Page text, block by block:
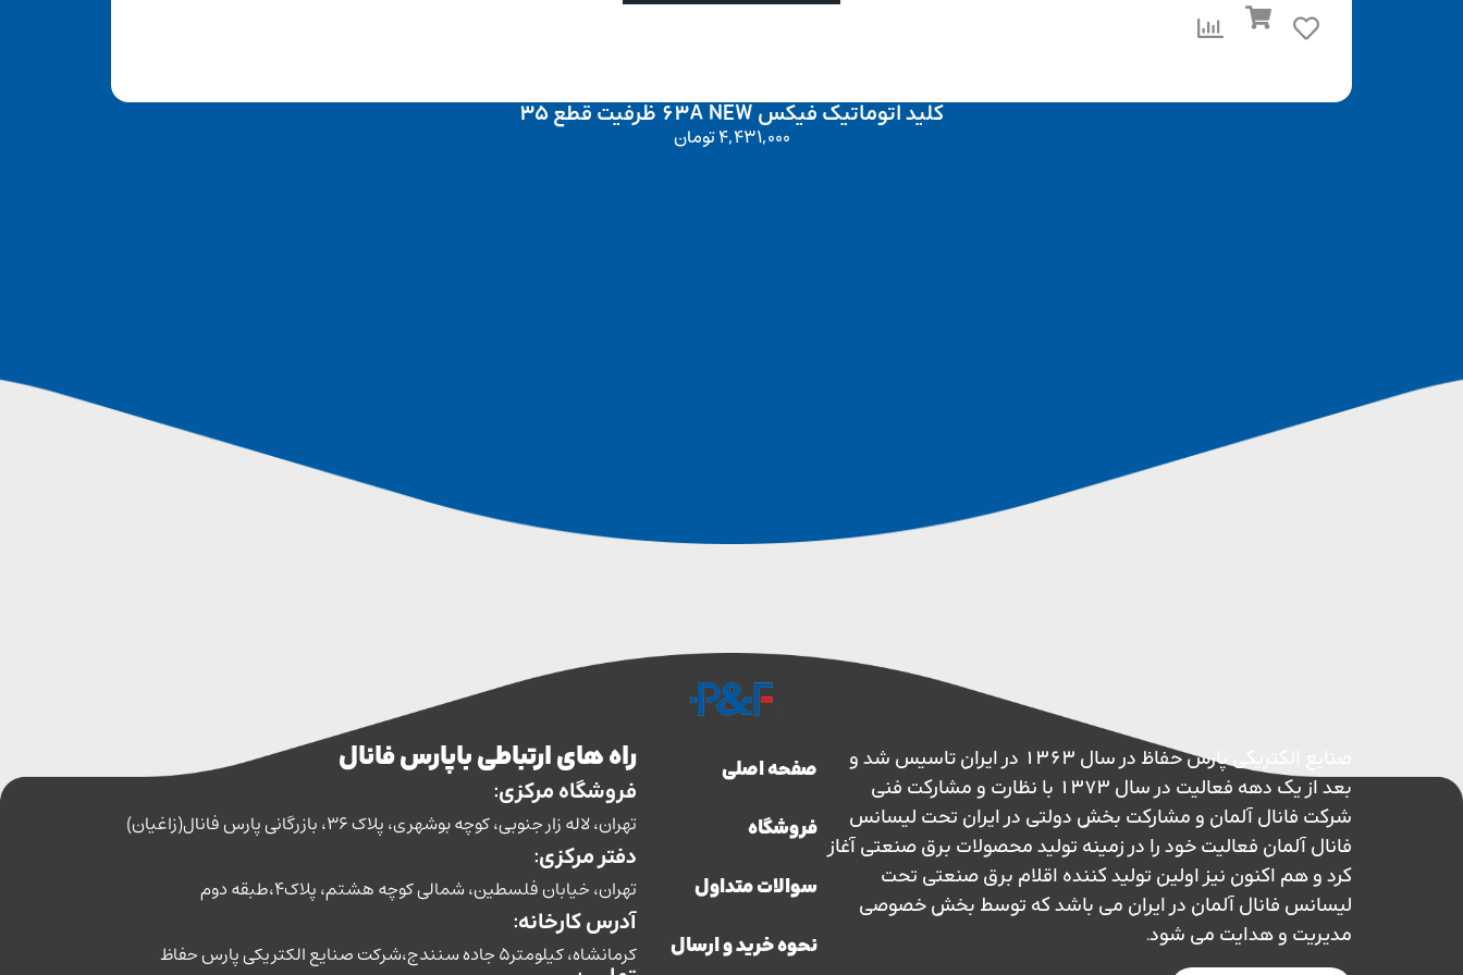
کلید اتوماتیک فیکس 63A NEW ظرفیت قطع 35
4,431,000تومان
صنایع الکتریکی پارس حفاظ در سال 1363 در ایران تاسیس شد و
بعد از یک دهه فعالیت در سال 1373 با نظارت و مشارکت فنی
شرکت فانال آلمان و مشارکت بخش دولتی در ایران تحت لیسانس
فانال آلمان فعالیت خود را در زمینه تولید محصولات برق صنعتی آغاز
کرد و هم اکنون نیز اولین تولید کننده اقلام برق صنعتی تحت
لیسانس فانال آلمان در ایران می باشد که توسط بخش خصوصی
مدیریت و هدایت می شود.
صفحه اصلی
فروشگاه
سوالات متداول
نحوه خرید و ارسال
راه های ارتباطی با پارس فانال
فروشگاه مرکزی:
تهران، لاله زار جنوبی، کوچه بوشهری، پلاک 36، بازرگانی پارس فانال(زاغیان)
دفتر مرکزی:
تهران، خیابان فلسطین، شمالی کوچه هشتم، پلاک4،طبقه دوم
آدرس کارخانه:
کرمانشاه، کیلومتر5 جاده سنندج،شرکت صنایع الکتریکی پارس حفاظ